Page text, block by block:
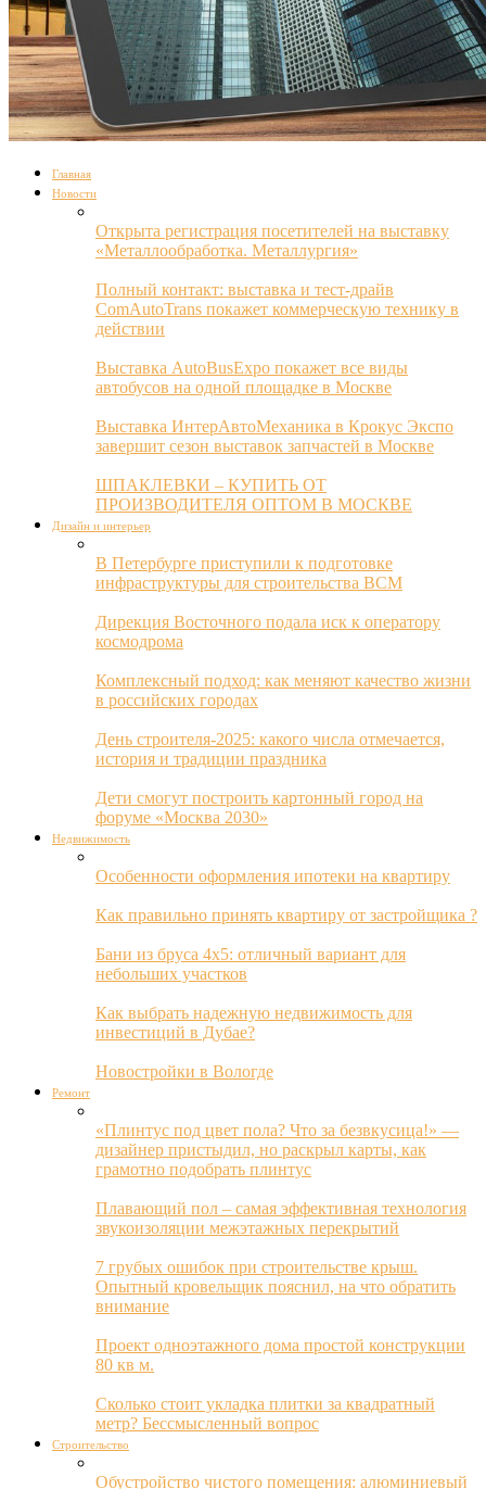
Главная
Новости
Открыта регистрация посетителей на выставку
«Металлообработка. Металлургия»
Полный контакт: выставка и тест-драйв
ComAutoTrans покажет коммерческую технику в
действии
Выставка AutoBusExpo покажет все виды
автобусов на одной площадке в Москве
Выставка ИнтерАвтоМеханика в Крокус Экспо
завершит сезон выставок запчастей в Москве
ШПАКЛЕВКИ – КУПИТЬ ОТ
ПРОИЗВОДИТЕЛЯ ОПТОМ В МОСКВЕ
Дизайн и интерьер
В Петербурге приступили к подготовке
инфраструктуры для строительства ВСМ
Дирекция Восточного подала иск к оператору
космодрома
Комплексный подход: как меняют качество жизни
в российских городах
День строителя-2025: какого числа отмечается,
история и традиции праздника
Дети смогут построить картонный город на
форуме «Москва 2030»
Недвижимость
Особенности оформления ипотеки на квартиру
Как правильно принять квартиру от застройщика ?
Бани из бруса 4х5: отличный вариант для
небольших участков
Как выбрать надежную недвижимость для
инвестиций в Дубае?
Новостройки в Вологде
Ремонт
«Плинтус под цвет пола? Что за безвкусица!» —
дизайнер пристыдил, но раскрыл карты, как
грамотно подобрать плинтус
Плавающий пол – самая эффективная технология
звукоизоляции межэтажных перекрытий
7 грубых ошибок при строительстве крыш.
Опытный кровельщик пояснил, на что обратить
внимание
Проект одноэтажного дома простой конструкции
80 кв м.
Сколько стоит укладка плитки за квадратный
метр? Бессмысленный вопрос
Строительство
Обустройство чистого помещения: алюминиевый